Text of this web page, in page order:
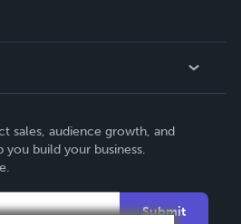
sales, audience growth, and
build your business.
Submit